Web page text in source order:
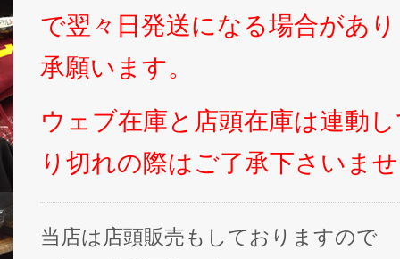
で翌々日発送になる場合があ
承願います。
ウェブ在庫と店頭在庫は連動
り切れの際はご了承下さいま
当店は店頭販売もしておりますので